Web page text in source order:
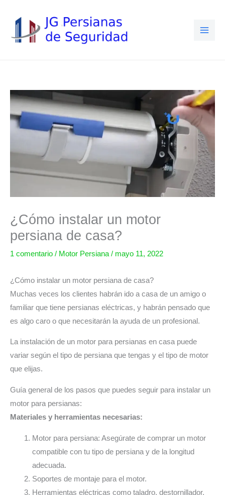
contenido
¿Cómo instalar un motor
persiana de casa?
1 comentario / Motor Persiana / mayo 11, 2022
¿Cómo instalar un motor persiana de casa?
Muchas veces los clientes habrán ido a casa de un amigo o
familiar que tiene persianas eléctricas, y habrán pensado que
es algo caro o que necesitarán la ayuda de un profesional.
La instalación de un motor para persianas en casa puede
variar según el tipo de persiana que tengas y el tipo de motor
que elijas.
Guía general de los pasos que puedes seguir para instalar un
motor para persianas:
Materiales y herramientas necesarias:
Motor para persiana: Asegúrate de comprar un motor
compatible con tu tipo de persiana y de la longitud
adecuada.
Soportes de montaje para el motor.
Herramientas eléctricas como taladro, destornillador,